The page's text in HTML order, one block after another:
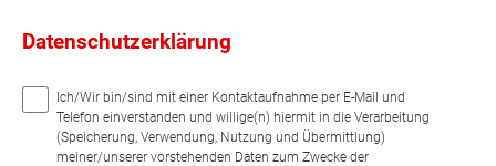
Datenschutzerklärung
Ich/Wir bin/sind mit einer Kontaktaufnahme per E-Mail und
Telefon einverstanden und willige(n) hiermit in die Verarbeitung
(Speicherung, Verwendung, Nutzung und Übermittlung)
meiner/unserer vorstehenden Daten zum Zwecke der